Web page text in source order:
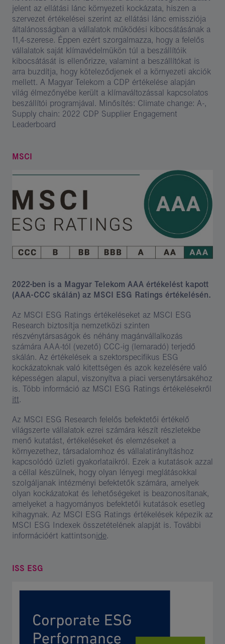
jelent az ellátási lánc környezeti kockázata, hiszen a
szervezet értékelései szerint az ellátási lánc emissziója
általánosságban a vállalatok működési kibocsátásának a
11,4-szerese. Éppen ezért szorgalmazza, hogy a felelős
vállalatok saját klímavédelmükön túl a beszállítóik
kibocsátását is ellenőrizze, valamint a beszállítókat is
arra buzdítja, hogy köteleződjenek el a környezeti akciók
mellett. A Magyar Telekom a CDP értékelése alapján
világ élmezőnyébe került a klímaváltozással kapcsolatos
beszállítói programjával. Minősítés: Climate change: A-,
Supply chain: 2022 CDP Supplier Engagement
Leaderboard
MSCI
2022-ben is a Magyar Telekom AAA értékelést kapott
(AAA-CCC skálán) az MSCI ESG Ratings értékelésén.
Az MSCI ESG Ratings értékeléseket az MSCI ESG
Research biztosítja nemzetközi szinten
részvénytársaságok és néhány magánvállalkozás
számára AAA-tól (vezető) CCC-ig (lemaradó) terjedő
skálán. Az értékelések a szektorspecifikus ESG
kockázatoknak való kitettségen és azok kezelésére való
képességen alapul, viszonyítva a piaci versenytársakéhoz
is. Több információ az MSCI ESG Ratings értékelésekről
itt.
Az MSCI ESG Research felelős befektetői értékelő
világszerte vállalatok ezrei számára készít részletekbe
menő kutatást, értékeléseket és elemzéseket a
környezethez, társadalomhoz és vállalatirányításhoz
kapcsolódó üzleti gyakorlataikról. Ezek a kutatások azzal
a céllal készülnek, hogy olyan lényegi meglátásokkal
szolgáljanak intézményi befektetők számára, amelyek
olyan kockázatokat és lehetőségeket is beazonosítanak,
amelyeket a hagyományos befektetői kutatások esetleg
kihagynak. Az MSCI ESG Ratings értékelések képezik az
MSCI ESG Indexek összetételének alapját is. További
információért kattintsonide.
ISS ESG